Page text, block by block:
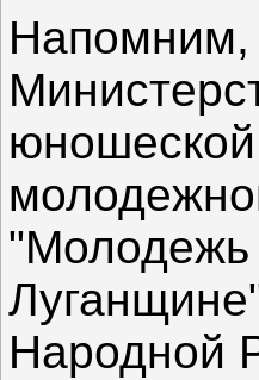
Напомним,
Народной